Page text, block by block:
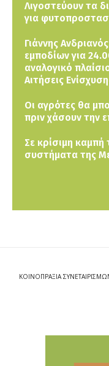
Λιγοστεύουν τα
για
Γιάννης
εμποδίων για
αναλογικό
Αιτήσεις
Οι αγρότες θα
πριν χάσουν την
Σε κρίσιμη
συστήματα της
ΚΟΙΝΟΠΡΑΞΙΑ